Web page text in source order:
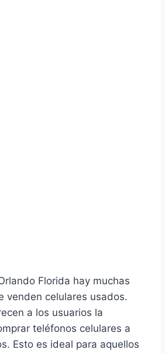
Florida hay muchas
venden celulares usados.
a los usuarios la
teléfonos celulares a
Esto es ideal para aquellos